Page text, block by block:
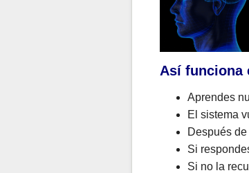
Así funciona
Aprendes
El sistema
Después
Si
Si no la